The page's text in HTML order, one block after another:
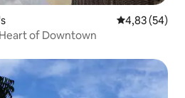
Gemiddelde
4,83 (54)
of Downtown